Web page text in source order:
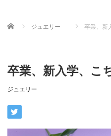
Home ジュエリー 卒業、新
卒業、新入学、こ
ジュエリー